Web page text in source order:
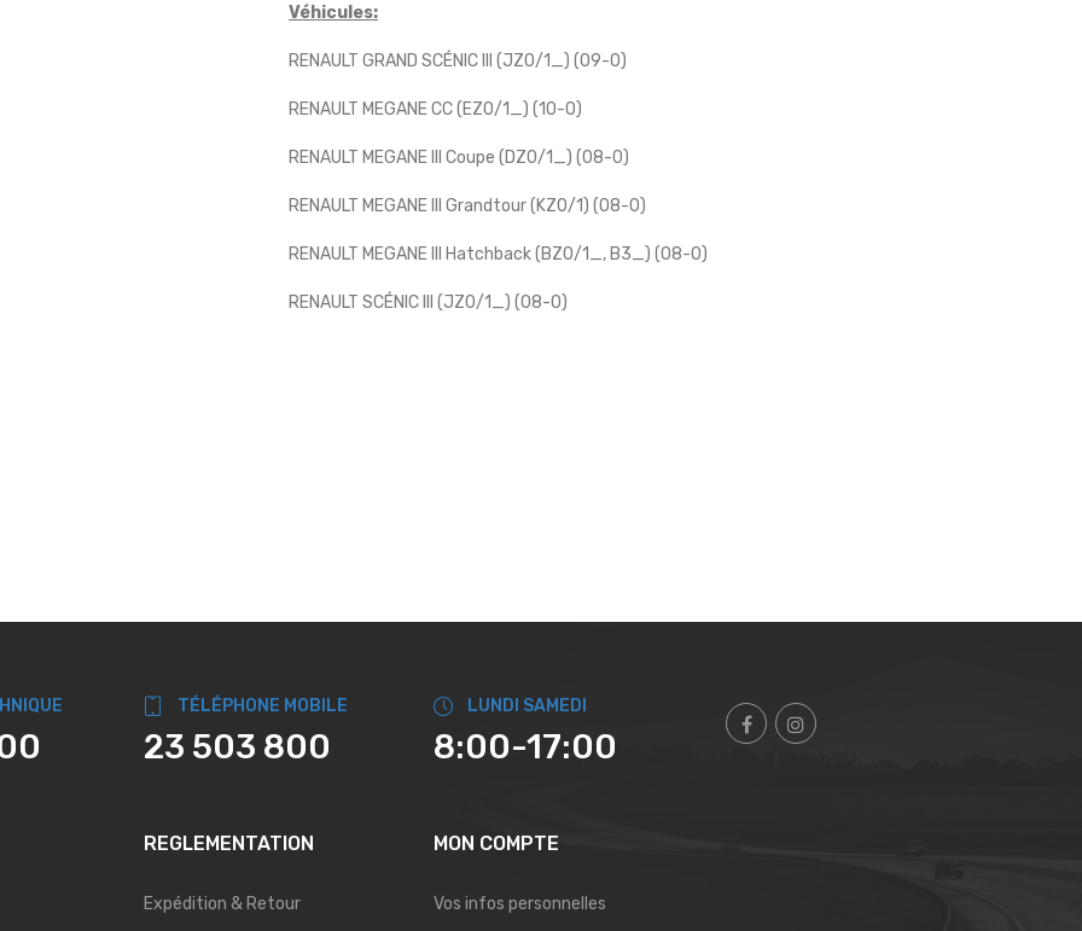
Véhicules:
RENAULT GRAND SCÉNIC III (JZ0/1_) (09-0)
RENAULT MEGANE CC (EZ0/1_) (10-0)
RENAULT MEGANE III Coupe (DZ0/1_) (08-0)
RENAULT MEGANE III Grandtour (KZ0/1) (08-0)
RENAULT MEGANE III Hatchback (BZ0/1_, B3_) (08-0)
RENAULT SCÉNIC III (JZ0/1_) (08-0)
TÉLÉPHONE MOBILE
23 503 800
LUNDI SAMEDI
8:00-17:00
REGLEMENTATION
Expédition & Retour
MON COMPTE
Vos infos personnelles